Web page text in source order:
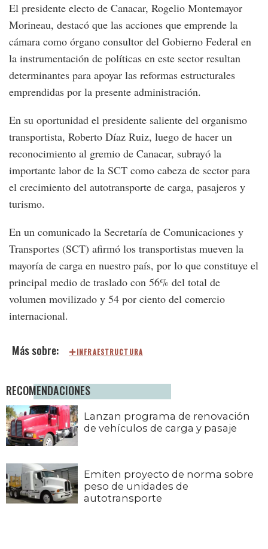
El presidente electo de Canacar, Rogelio Montemayor
Morineau, destacó que las acciones que emprende la
cámara como órgano consultor del Gobierno Federal en
la instrumentación de políticas en este sector resultan
determinantes para apoyar las reformas estructurales
emprendidas por la presente administración.
En su oportunidad el presidente saliente del organismo
transportista, Roberto Díaz Ruiz, luego de hacer un
reconocimiento al gremio de Canacar, subrayó la
importante labor de la SCT como cabeza de sector para
el crecimiento del autotransporte de carga, pasajeros y
turismo.
En un comunicado la Secretaría de Comunicaciones y
Transportes (SCT) afirmó los transportistas mueven la
mayoría de carga en nuestro país, por lo que constituye el
principal medio de traslado con 56% del total de
volumen movilizado y 54 por ciento del comercio
internacional.
INFRAESTRUCTURA
RECOMENDACIONES
Lanzan programa de renovación
de vehículos de carga y pasaje
Emiten proyecto de norma sobre
peso de unidades de
autotransporte